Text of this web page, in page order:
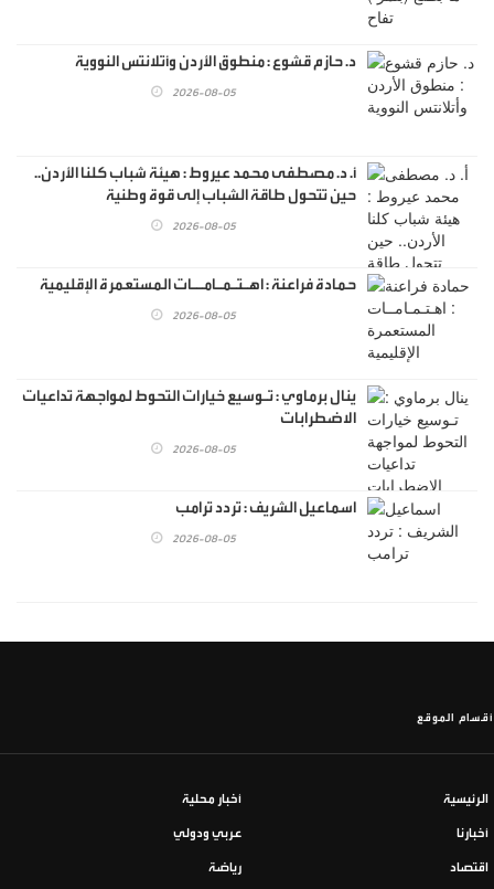
د. حازم قشوع : منطوق الأردن وأتلانتس النووية
2026-08-05
أ. د. مصطفى محمد عيروط : هيئة شباب كلنا الأردن..
حين تتحول طاقة الشباب إلى قوة وطنية
2026-08-05
حمادة فراعنة : اهـتـمـامــات المستعمرة الإقليمية
2026-08-05
ينال برماوي : تـوسيع خيارات التحوط لمواجهة تداعيات
الاضطرابات
2026-08-05
اسماعيل الشريف : تردد ترامب
2026-08-05
أقسام الموقع
الرئيسية أخبار محلية
أخبارنا عربي ودولي
اقتصاد رياضة